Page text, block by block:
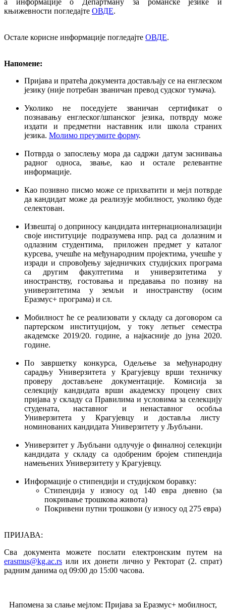
а информације о Департману за романске језике и
књижевности погледајте ОВДЕ.
Остале корисне информације погледајте ОВДЕ.
Напомене:
Пријава и пратећа документа достављају се на енглеском
језику (није потребан званичан превод судског тумача).
Уколико не поседујете званичан сертификат о
познавању енглеског/шпанског језика, потврду може
издати и предметни наставник или школа страних
језика. Молимо преузмите форму.
Потврда о запослењу мора да садржи датум заснивања
радног односа, звање, као и остале релевантне
информације.
Као позивно писмо може се прихватити и мејл потврде
да кандидат може да реализује мобилност, уколико буде
селектован.
Извештај о доприносу кандидата интернационализацији
своје институције подразумева нпр. рад са долазним и
одлазним студентима, приложен предмет у каталог
курсева, учешће на међународним пројектима, учешће у
изради и спровођењу заједничких студијских програма
са другим факултетима и универзитетима у
иностранству, гостовања и предавања по позиву на
универзитетима у земљи и иностранству (осим
Еразмус+ програма) и сл.
Мобилност ће се реализовати у складу са договором са
партерском институцијом, у току летњег семестра
академске 2019/20. године, а најкасније до јуна 2020.
године.
По завршетку конкурса, Одељење за међународну
сарадњу Универзитета у Крагујевцу врши техничку
проверу достављене документације. Комисија за
селекцију кандидата врши академску процену свих
пријава у складу са Правилима и условима за селекцију
студената, наставног и ненаставног особља
Универзитета у Крагујевцу и доставља листу
номинованих кандидата Универзитету у Љубљани.
Универзитет у Љубљани одлучује о финалној селекцији
кандидата у складу са одобреним бројем стипендија
намењених Универзитету у Крагујевцу.
Информације о стипендији и студијском боравку:
Стипендија у износу од 140 евра дневно (за
покривање трошкова живота)
Покривени путни трошкови (у износу од 275 евра)
ПРИЈАВА:
Сва документа можете послати електронским путем на
erasmus@kg.ac.rs или их донети лично у Ректорат (2. спрат)
радним данима од 09:00 до 15:00 часова.
Напомена за слање мејлом: Пријава за Еразмус+ мобилност,